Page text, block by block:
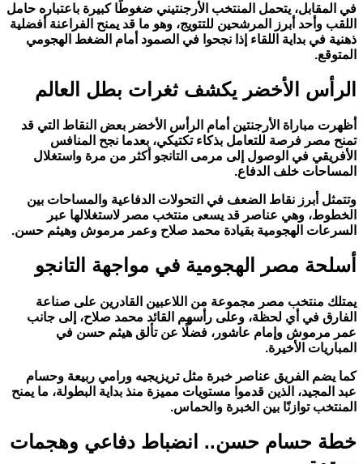
في المقابل، يتحمل المنتخب الأرجنتيني ضغوطًا كبيرة باعتباره حامل
اللقب وأحد أبرز المرشحين للتتويج، وهو ما قد يمنح الفراعنة أفضلية
ذهنية في بداية اللقاء إذا نجحوا في الصمود أمام الضغط الهجومي
المتوقع.
الرأس الأخضر يكشف ثغرات بطل العالم
أظهرت مباراة الأرجنتين أمام الرأس الأخضر بعض النقاط التي قد
تمنح مصر فرصة للتعامل بذكاء تكتيكي، بعدما نجح المنافس
الأفريقي في الوصول إلى مرمى التانجو أكثر من مرة واستغلال
المساحات خلف الدفاع.
وتتمثل أبرز نقاط الضعف في التحولات الدفاعية والمساحات بين
الخطوط، وهي عناصر قد يسعى منتخب مصر لاستغلالها عبر
السرعات الهجومية بقيادة محمد صلاح وعمر مرموش وهيثم حسن.
أسلحة مصر الهجومية في مواجهة التانجو
يمتلك منتخب مصر مجموعة من اللاعبين القادرين على صناعة
الفارق في أي لحظة، وعلى رأسهم القائد محمد صلاح، إلى جانب
عمر مرموش وإمام عاشور، فضلًا عن تألق هيثم حسن في
المباريات الأخيرة.
كما يضم الفريق عناصر خبرة مثل تريزيجيه ورامي ربيعة وحسام
عبد المجيد، الذين قدموا مستويات مميزة منذ بداية البطولة، ما يمنح
المنتخب توازنًا بين الخبرة والحماس.
خطة حسام حسن.. انضباط دفاعي وهجمات